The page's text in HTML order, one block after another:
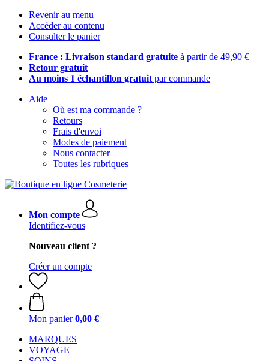
Revenir au menu
Accéder au contenu
Consulter le panier
France : Livraison standard gratuite à partir de 49,90 €
Retour gratuit
Au moins 1 échantillon gratuit par commande
Aide
Où est ma commande ?
Retours
Frais d'envoi
Modes de paiement
Nous contacter
Toutes les rubriques
Mon compte
Identifiez-vous
Nouveau client ?
Créer un compte
Mon panier 0,00 €
MARQUES
VOYAGE